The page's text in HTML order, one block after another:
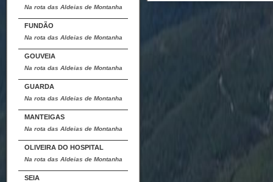
Na rota das Aldeias de Montanha
FUNDÃO
Na rota das Aldeias de Montanha
GOUVEIA
Na rota das Aldeias de Montanha
GUARDA
Na rota das Aldeias de Montanha
MANTEIGAS
Na rota das Aldeias de Montanha
OLIVEIRA DO HOSPITAL
Na rota das Aldeias de Montanha
SEIA